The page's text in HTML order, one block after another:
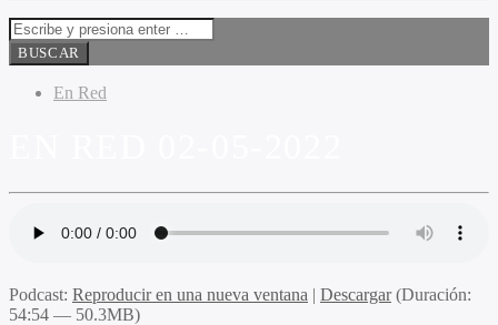
En Red
Podcast: Reproducir en una nueva ventana | Descargar(Duración:
54:54 — 50.3MB)